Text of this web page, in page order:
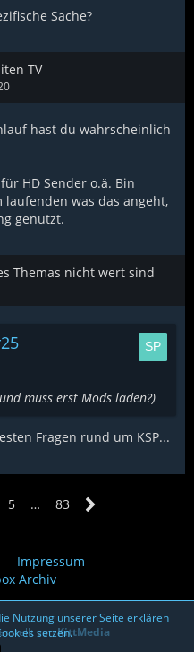
Sache?
TV
hast du wahrscheinlich
HD Sender o.ä. Bin
was das angeht,
genutzt.
Themas nicht wert sind
muss erst Mods laden?)
Fragen rund um KSP...
5 … 83
Impressum
Archiv
vonKittMedia
Nutzung unserer Seite erklären
setzen.